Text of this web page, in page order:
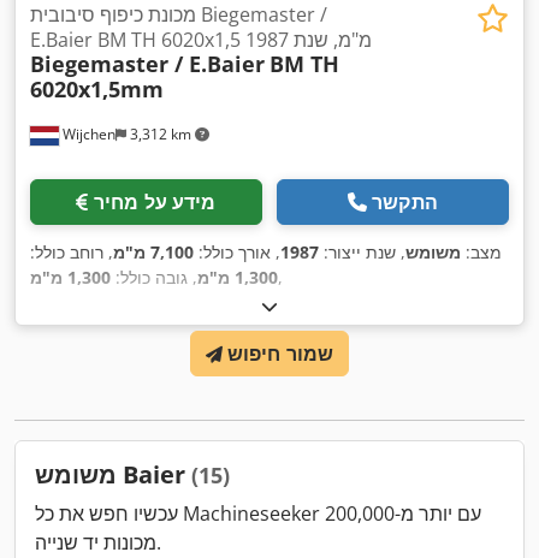
Wijchen 3,312 km
מכונת כיפוף סיבובית Biegemaster /
E.Baier BM TH 6020x1,5 מ"מ, שנת 1987
Biegemaster / E.Baier BM TH
6020x1,5mm
מידע על מחיר התקשר
מצב: משומש, שנת ייצור: 1987, אורך כולל: 7,100 מ"מ
, רוחב כולל:
1,300 מ"מ
, גובה כולל: 1,300 מ"מ ,
שמור חיפוש
משומש Baier (15)
עכשיו חפש את כל Machineseeker עם יותר מ-200,000
מכונות יד שנייה.